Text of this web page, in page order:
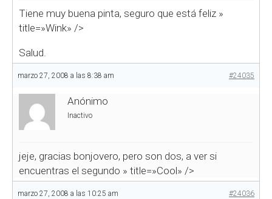
Tiene muy buena pinta, seguro que está feliz »
title=»Wink» />
Salud.
marzo 27, 2008 a las 8:38 am #24035
Anónimo
Inactivo
jeje, gracias bonjovero, pero son dos, a ver si
encuentras el segundo » title=»Cool» />
marzo 27, 2008 a las 10:25 am #24036